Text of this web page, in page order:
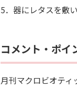
5．器にレタスを敷
コメント・ポイ
月刊マクロビオティ